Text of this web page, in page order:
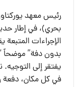
رئيس معهد
بحري)، في إطار
الإجراءات
بدون دفة” موضحاً
يفتقر إلى
في كل مكان، دفعة